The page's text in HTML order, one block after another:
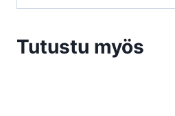
Tutustu myös